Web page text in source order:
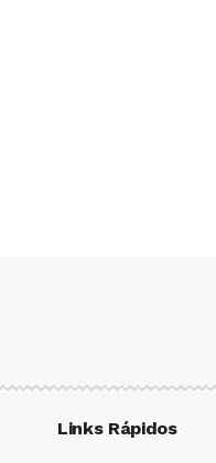
Links Rápidos